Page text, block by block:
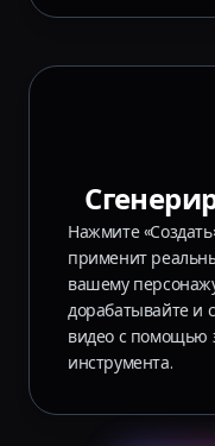
Нажмите
применит
вашему
дорабатывайте и
видео с помощью
инструмента.